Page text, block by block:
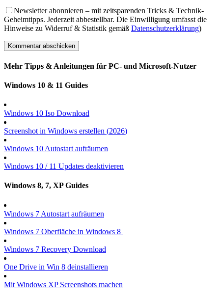
Newsletter abonnieren – mit zeitsparenden Tricks & Technik-
Geheimtipps. Jederzeit abbestellbar. Die Einwilligung umfasst die
Hinweise zu Widerruf & Statistik gemäß Datenschutzerklärung)
Mehr Tipps & Anleitungen für PC- und Microsoft-Nutzer
Windows 10 & 11 Guides
Windows 10 Iso Download
Screenshot in Windows erstellen (2026)
Windows 10 Autostart aufräumen
Windows 10 / 11 Updates deaktivieren
Windows 8, 7, XP Guides
Windows 7 Autostart aufräumen
Windows 7 Oberfläche in Windows 8
Windows 7 Recovery Download
One Drive in Win 8 deinstallieren
Mit Windows XP Screenshots machen